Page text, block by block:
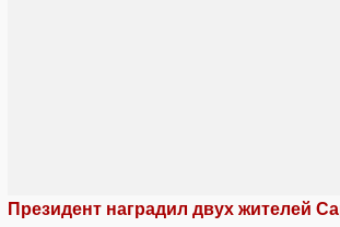
Президент наградил двух жителей